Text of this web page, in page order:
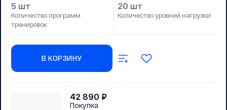
5 шт
Количество программ
тренировок
20 шт
Количество уровней нагрузки
В КОРЗИНУ
42 890 ₽
Покупка